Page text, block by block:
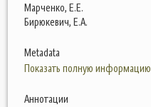
Марченко, Е.Е.
Бирюкевич, Е.А.
Metadata
Показать полную информацию
Аннотации